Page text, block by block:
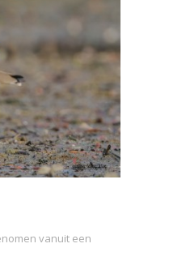
vanuit een